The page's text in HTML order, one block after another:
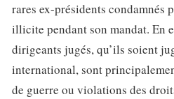
rares ex-présidents condamnés
illicite pendant son mandat. En
dirigeants jugés, qu’ils soient
international, sont
de guerre ou violations des